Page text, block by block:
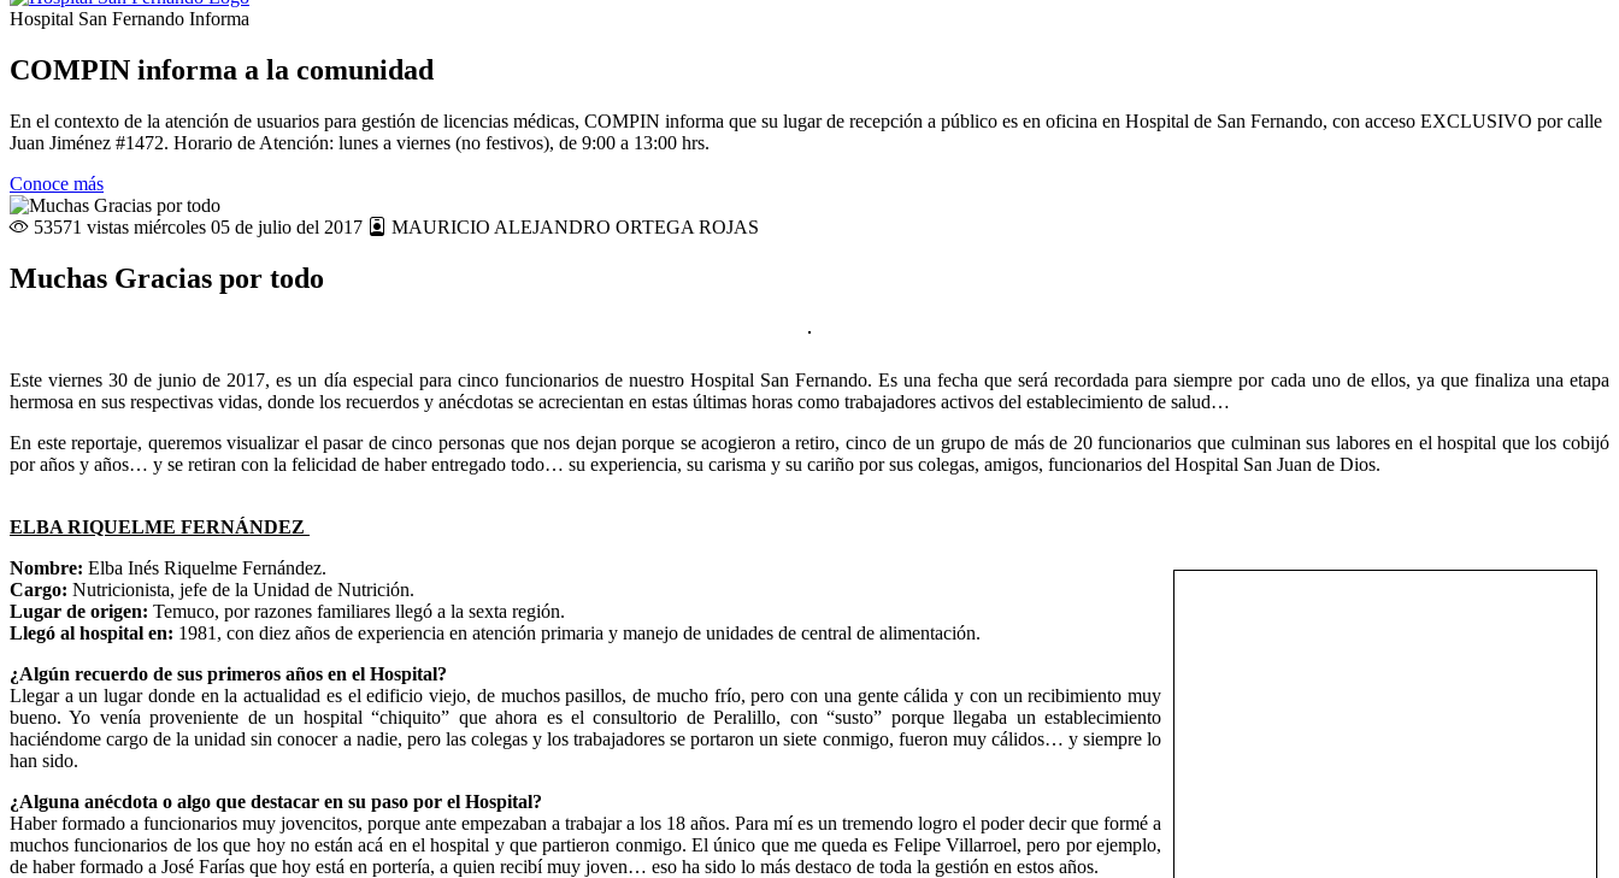
Hospital San Fernando Informa
COMPIN informa a la comunidad
En el contexto de la atención de usuarios para gestión de licencias médicas, COMPIN informa que su lugar de recepción a público es en oficina en Hospital de San Fernando, con acceso EXCLUSIVO por calle
Juan Jiménez #1472. Horario de Atención: lunes a viernes (no festivos), de 9:00 a 13:00 hrs.
Conoce más
53571 vistas miércoles 05 de julio del 2017 MAURICIO ALEJANDRO ORTEGA ROJAS
Muchas Gracias por todo
Este viernes 30 de junio de 2017, es un día especial para cinco funcionarios de nuestro Hospital San Fernando. Es una fecha que será recordada para siempre por cada uno de ellos, ya que finaliza una etapa
hermosa en sus respectivas vidas, donde los recuerdos y anécdotas se acrecientan en estas últimas horas como trabajadores activos del establecimiento de salud…
En este reportaje, queremos visualizar el pasar de cinco personas que nos dejan porque se acogieron a retiro, cinco de un grupo de más de 20 funcionarios que culminan sus labores en el hospital que los cobijó
por años y años… y se retiran con la felicidad de haber entregado todo… su experiencia, su carisma y su cariño por sus colegas, amigos, funcionarios del Hospital San Juan de Dios.
ELBA RIQUELME FERNÁNDEZ
Nombre: Elba Inés Riquelme Fernández.
Cargo: Nutricionista, jefe de la Unidad de Nutrición.
Lugar de origen: Temuco, por razones familiares llegó a la sexta región.
Llegó al hospital en: 1981, con diez años de experiencia en atención primaria y manejo de unidades de central de alimentación.
¿Algún recuerdo de sus primeros años en el Hospital?
Llegar a un lugar donde en la actualidad es el edificio viejo, de muchos pasillos, de mucho frío, pero con una gente cálida y con un recibimiento muy
bueno. Yo venía proveniente de un hospital “chiquito” que ahora es el consultorio de Peralillo, con “susto” porque llegaba un establecimiento
haciéndome cargo de la unidad sin conocer a nadie, pero las colegas y los trabajadores se portaron un siete conmigo, fueron muy cálidos… y siempre lo
han sido.
¿Alguna anécdota o algo que destacar en su paso por el Hospital?
Haber formado a funcionarios muy jovencitos, porque ante empezaban a trabajar a los 18 años. Para mí es un tremendo logro el poder decir que formé a
muchos funcionarios de los que hoy no están acá en el hospital y que partieron conmigo. El único que me queda es Felipe Villarroel, pero por ejemplo,
de haber formado a José Farías que hoy está en portería, a quien recibí muy joven… eso ha sido lo más destaco de toda la gestión en estos años.